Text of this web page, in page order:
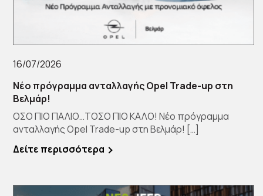
16/07/2026
Νέο πρόγραμμα ανταλλαγής Opel Trade-up στη
Βελμάρ!
ΟΣΟ ΠΙΟ ΠΑΛΙΟ…ΤΟΣΟ ΠΙΟ ΚΑΛΟ! Νέο πρόγραμμα
ανταλλαγής Opel Trade-up στη Βελμάρ! […]
Δείτε περισσότερα